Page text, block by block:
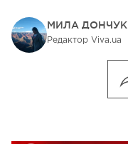
МИЛА ДОНЧУК
Редактор Viva.ua